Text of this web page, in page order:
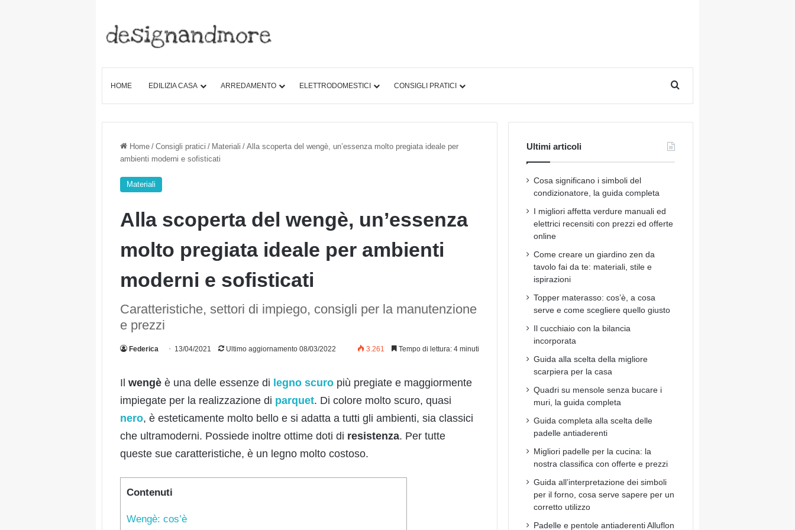
HOME EDILIZIA CASA ARREDAMENTO ELETTRODOMESTICI CONSIGLI PRATICI
Home / Consigli pratici / Materiali / Alla scoperta del wengè, un’essenza molto pregiata ideale per
ambienti moderni e sofisticati
Materiali
Alla scoperta del wengè, un’essenza
molto pregiata ideale per ambienti
moderni e sofisticati
Caratteristiche, settori di impiego, consigli per la manutenzione
e prezzi
Federica 13/04/2021 Ultimo aggiornamento 08/03/2022 3.261 Tempo di lettura: 4 minuti
Il wengè è una delle essenze di legno scuro più pregiate e maggiormente
impiegate per la realizzazione di parquet. Di colore molto scuro, quasi
nero, è esteticamente molto bello e si adatta a tutti gli ambienti, sia classici
che ultramoderni. Possiede inoltre ottime doti di resistenza. Per tutte
queste sue caratteristiche, è un legno molto costoso.
Contenuti
Wengè: cos’è
Ultimi articoli
Cosa significano i simboli del
condizionatore, la guida completa
I migliori affetta verdure manuali ed
elettrici recensiti con prezzi ed offerte
online
Come creare un giardino zen da
tavolo fai da te: materiali, stile e
ispirazioni
Topper materasso: cos’è, a cosa
serve e come scegliere quello giusto
Il cucchiaio con la bilancia
incorporata
Guida alla scelta della migliore
scarpiera per la casa
Quadri su mensole senza bucare i
muri, la guida completa
Guida completa alla scelta delle
padelle antiaderenti
Migliori padelle per la cucina: la
nostra classifica con offerte e prezzi
Guida all’interpretazione dei simboli
per il forno, cosa serve sapere per un
corretto utilizzo
Padelle e pentole antiaderenti Alluflon